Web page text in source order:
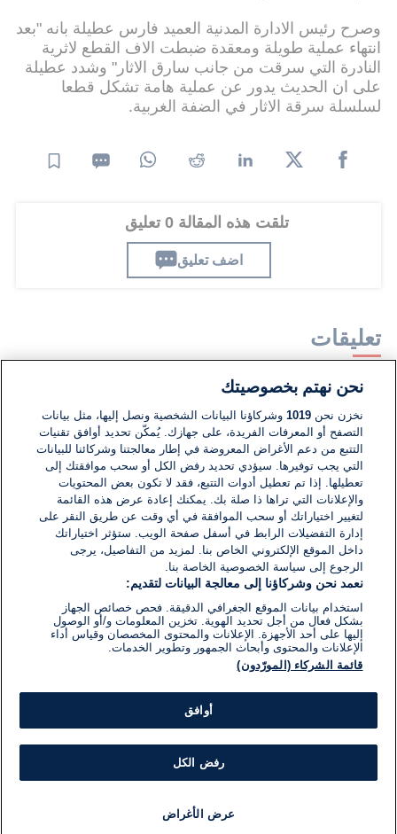
وصرح رئيس الادارة المدنية العميد فارس عطيلة بانه "بعد
انتهاء عملية طويلة ومعقدة ضبطت الاف القطع لاثرية
النادرة التي سرقت من جانب سارق الاثار" وشدد عطيلة
على ان الحديث يدور عن عملية هامة تشكل قطعا
لسلسلة سرقة الاثار في الضفة الغربية.
تلقت هذه المقالة 0 تعليق
اضف تعليق
تعليقات
لا توجد تعليقات مكتوبة حتى الآن. كن الأول!
اكتب تعليقًا جديدًا ...
نحن نهتم بخصوصيتك
نخزن نحن1019 وشركاؤنا البيانات الشخصية ونصل إليها، مثل بيانات
التصفح أو المعرفات الفريدة، على جهازك. يُمكّن تحديد أوافق تقنيات
التتبع من دعم الأغراض المعروضة في إطار معالجتنا وشركائنا للبيانات
التي يجب توفيرها. سيؤدي تحديد رفض الكل أو سحب موافقتك إلى
تعطيلها. إذا تم تعطيل أدوات التتبع، فقد لا تكون بعض المحتويات
والإعلانات التي تراها ذا صلة بك. يمكنك إعادة عرض هذه القائمة
لتغيير اختياراتك أو سحب الموافقة في أي وقت عن طريق النقر على
إدارة التفضيلات الرابط في أسفل صفحة الويب. ستؤثر اختياراتك
داخل الموقع الإلكتروني الخاص بنا. لمزيد من التفاصيل، يرجى
الرجوع إلى سياسة الخصوصية الخاصة بنا.
نعمد نحن وشركاؤنا إلى معالجة البيانات لتقديم:
استخدام بيانات الموقع الجغرافي الدقيقة. فحص خصائص الجهاز
بشكل فعال من أجل تحديد الهوية. تخزين المعلومات و/أو الوصول
إليها على أحد الأجهزة. الإعلانات والمحتوى المخصصان وقياس أداء
الإعلانات والمحتوى وأبحاث الجمهور وتطوير الخدمات.
قائمة الشركاء (المورّدون)
أوافق
رفض الكل
عرض الأغراض